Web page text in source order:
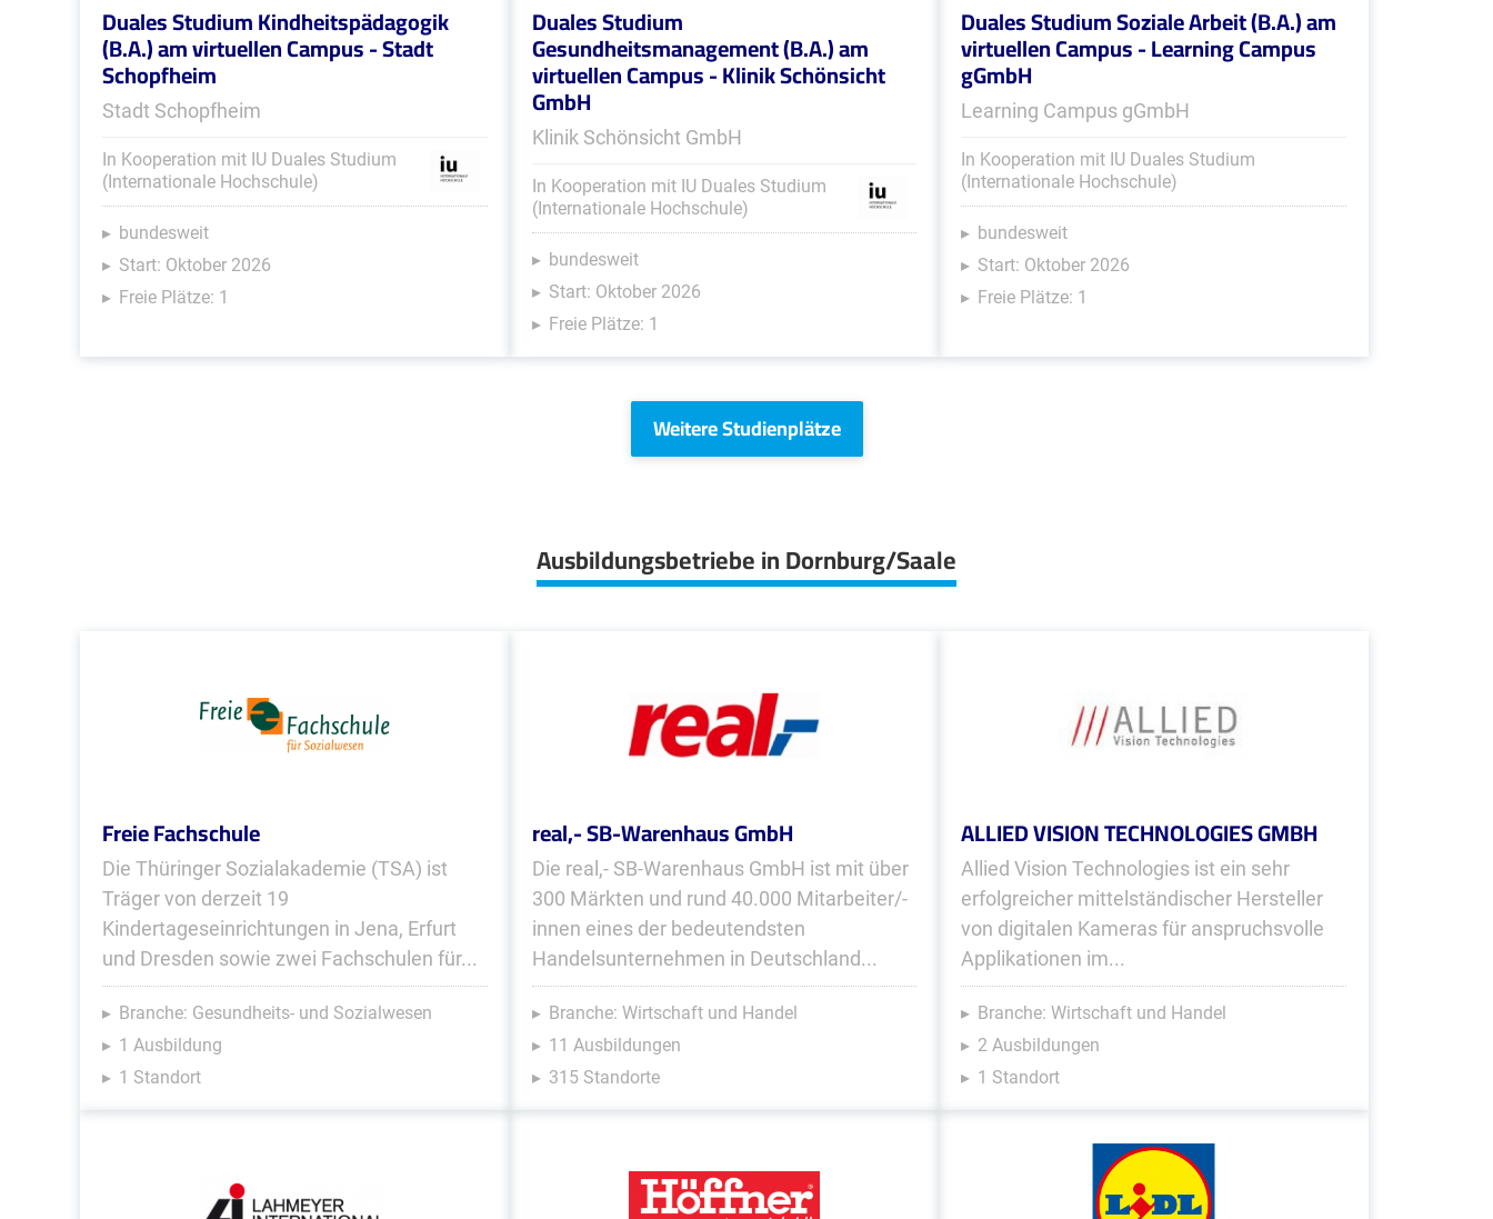
Duales Studium Kindheitspädagogik
(B.A.) am virtuellen Campus - Stadt
Schopfheim
Stadt Schopfheim
In Kooperation mit IU Duales Studium
(Internationale Hochschule)
bundesweit
Start: Oktober 2026
Freie Plätze: 1
Duales Studium
Gesundheitsmanagement (B.A.) am
virtuellen Campus - Klinik Schönsicht
GmbH
Klinik Schönsicht GmbH
In Kooperation mit IU Duales Studium
(Internationale Hochschule)
bundesweit
Start: Oktober 2026
Freie Plätze: 1
Duales Studium Soziale Arbeit (B.A.) am
virtuellen Campus - Learning Campus
gGmbH
Learning Campus gGmbH
In Kooperation mit IU Duales Studium
(Internationale Hochschule)
bundesweit
Start: Oktober 2026
Freie Plätze: 1
Weitere Studienplätze
Ausbildungsbetriebe in Dornburg/Saale
Freie Fachschule
Die Thüringer Sozialakademie (TSA) ist
Träger von derzeit 19
Kindertageseinrichtungen in Jena, Erfurt
und Dresden sowie zwei Fachschulen für...
Branche: Gesundheits- und Sozialwesen
1 Ausbildung
1 Standort
real,- SB-Warenhaus GmbH
Die real,- SB-Warenhaus GmbH ist mit über
300 Märkten und rund 40.000 Mitarbeiter/-
innen eines der bedeutendsten
Handelsunternehmen in Deutschland...
Branche: Wirtschaft und Handel
11 Ausbildungen
315 Standorte
ALLIED VISION TECHNOLOGIES GMBH
Allied Vision Technologies ist ein sehr
erfolgreicher mittelständischer Hersteller
von digitalen Kameras für anspruchsvolle
Applikationen im...
Branche: Wirtschaft und Handel
2 Ausbildungen
1 Standort